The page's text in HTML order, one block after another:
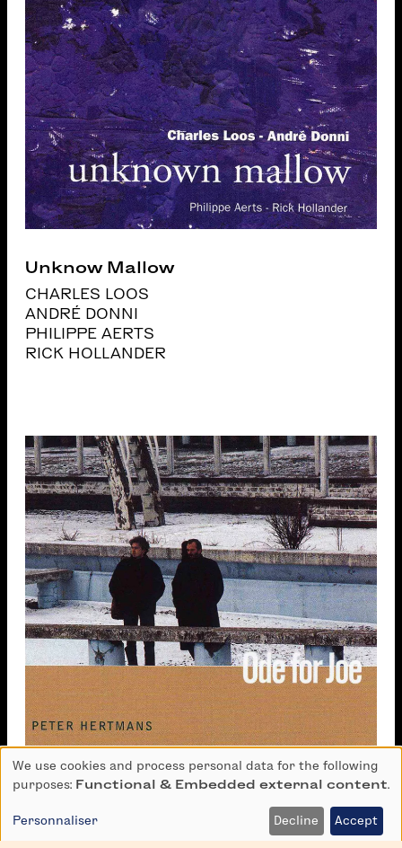
Unknow Mallow
CHARLES LOOS
ANDRÉ DONNI
PHILIPPE AERTS
RICK HOLLANDER
Ode for Joe
Use
of
We use cookies and process personal data for the following
purposes: Functional & Embedded external content.
Personnaliser Decline Accept